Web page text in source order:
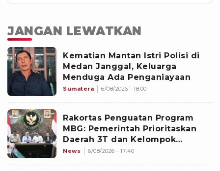
JANGAN LEWATKAN
Kematian Mantan Istri Polisi di
Medan Janggal, Keluarga
Menduga Ada Penganiayaan
Sumatera 6/08/2026 - 18:00
Rakortas Penguatan Program
MBG: Pemerintah Prioritaskan
Daerah 3T dan Kelompok
Sasaran Prioritas
News 6/08/2026 - 17:40